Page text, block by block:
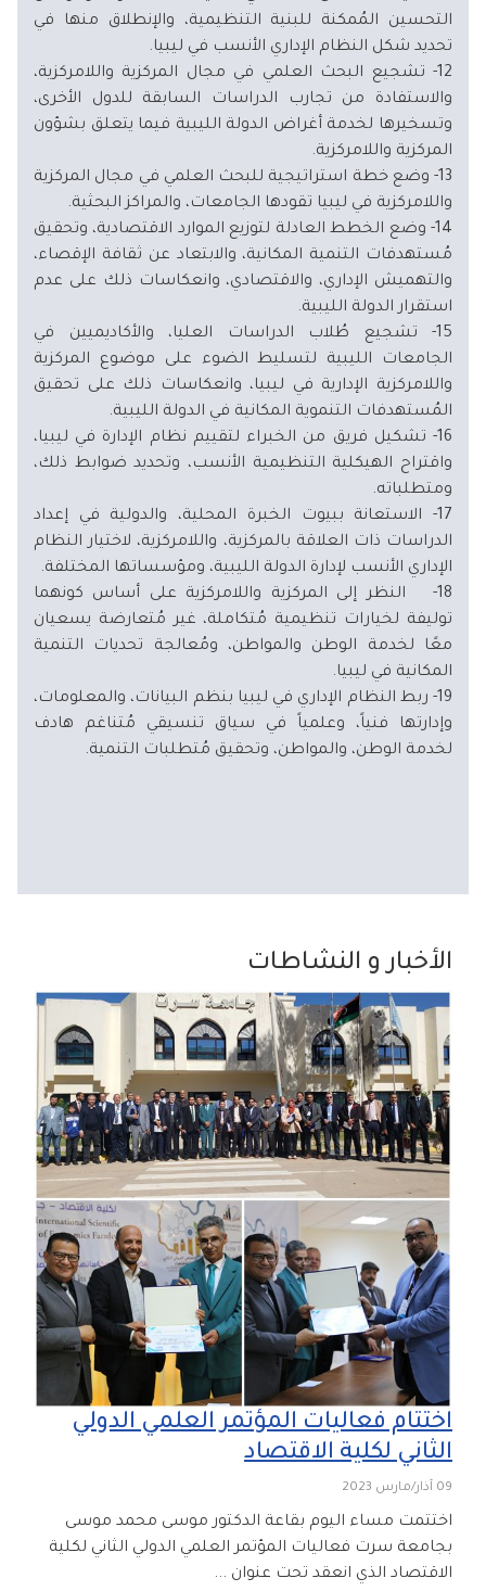
التحسين المُمكنة للبنية التنظيمية، والإنطلاق منها في
تحديد شكل النظام الإداري الأنسب في ليبيا.
12- تشجيع البحث العلمي في مجال المركزية واللامركزية،
والاستفادة من تجارب الدراسات السابقة للدول الأخرى،
وتسخيرها لخدمة أغراض الدولة الليبية فيما يتعلق بشؤون
المركزية واللامركزية.
13- وضع خطة استراتيجية للبحث العلمي في مجال المركزية
واللامركزية في ليبيا تقودها الجامعات، والمراكز البحثية.
14- وضع الخطط العادلة لتوزيع الموارد الاقتصادية، وتحقيق
مُستهدفات التنمية المكانية، والابتعاد عن ثقافة الإقصاء،
والتهميش الإداري، والاقتصادي، وانعكاسات ذلك على عدم
استقرار الدولة الليبية.
15- تشجيع طُلاب الدراسات العليا، والأكاديميين في
الجامعات الليبية لتسليط الضوء على موضوع المركزية
واللامركزية الإدارية في ليبيا، وانعكاسات ذلك على تحقيق
المُستهدفات التنموية المكانية في الدولة الليبية.
16- تشكيل فريق من الخبراء لتقييم نظام الإدارة في ليبيا،
واقتراح الهيكلية التنظيمية الأنسب، وتحديد ضوابط ذلك،
ومتطلباته.
17- الاستعانة ببيوت الخبرة المحلية، والدولية في إعداد
الدراسات ذات العلاقة بالمركزية، واللامركزية، لاختيار النظام
الإداري الأنسب لإدارة الدولة الليبية، ومؤسساتها المختلفة.
18- النظر إلى المركزية واللامركزية على أساس كونهما
توليفة لخيارات تنظيمية مُتكاملة، غير مُتعارضة يسعيان
معًا لخدمة الوطن والمواطن، ومُعالجة تحديات التنمية
المكانية في ليبيا.
19- ربط النظام الإداري في ليبيا بنظم البيانات، والمعلومات،
وإدارتها فنياً، وعلمياً في سياق تنسيقي مُتناغم هادف
لخدمة الوطن، والمواطن، وتحقيق مُتطلبات التنمية.
الأخبار و النشاطات
اختتام فعاليات المؤتمر العلمي الدولي
الثاني لكلية الاقتصاد
09 آذار/مارس 2023
اختتمت مساء اليوم بقاعة الدكتور موسى محمد موسى
بجامعة سرت فعاليات المؤتمر العلمي الدولي الثاني لكلية
الاقتصاد الذي انعقد تحت عنوان ...